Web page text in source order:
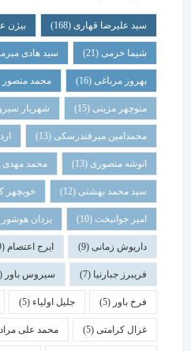
سید علیرضا قهاری(168) بیژن علی
شیما خرمی(21) سید هادی میرمیران(18)
بهروز مرباغی (16) محمد منصور فلامکی
منوچهر مزینی(15) شهریار سیروس(15)
محمدامین میرفندرسکی(13) اردشیر
انوشه منصوری(13) محمد مهدی
سید محمد بهشتی(12) خوبچهر
امیر جوانبخت(10) یزدان هوشور(10)
داریوش زمانی(9) ایرج اعتصام(9)
فریبرز جبارنیا(7) سیروس باور(6)
فرخ باور(5) جلیل اولیاء(5) نادر
غزال کرامتی(5) محمد علی مرادی(4)